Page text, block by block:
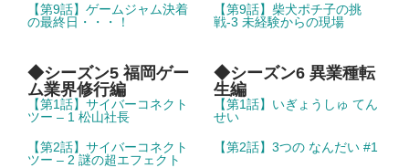
【第9話】ゲームジャム決着
の最終日・・・！
【第9話】柴犬ポチ子の挑
戦-3 未経験からの現場
◆シーズン5 福岡ゲー
ム業界修行編
【第1話】サイバーコネクト
ツー – 1 松山社長
【第2話】サイバーコネクト
ツー – 2 謎の超エフェクト
◆シーズン6 異業種転
生編
【第1話】いぎょうしゅ てん
せい
【第2話】3つの なんだい #1